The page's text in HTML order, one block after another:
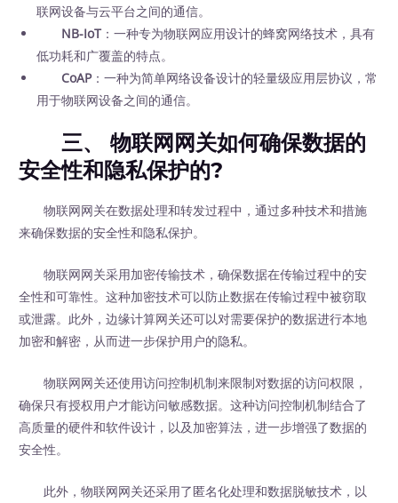
联网设备与云平台之间的通信。
NB-IoT ：一种专为物联网应用设计的蜂窝网络技术，具有
低功耗和广覆盖的特点。
CoAP：一种为简单网络设备设计的轻量级应用层协议，常
用于物联网设备之间的通信。
三、 物联网网关如何确保数据的
安全性和隐私保护的?
物联网网关在数据处理和转发过程中，通过多种技术和措施
来确保数据的安全性和隐私保护。
物联网网关采用加密传输技术，确保数据在传输过程中的安
全性和可靠性。这种加密技术可以防止数据在传输过程中被窃取
或泄露。此外，边缘计算网关还可以对需要保护的数据进行本地
加密和解密，从而进一步保护用户的隐私。
物联网网关还使用访问控制机制来限制对数据的访问权限，
确保只有授权用户才能访问敏感数据。这种访问控制机制结合了
高质量的硬件和软件设计，以及加密算法，进一步增强了数据的
安全性。
此外，物联网网关还采用了匿名化处理和数据脱敏技术，以